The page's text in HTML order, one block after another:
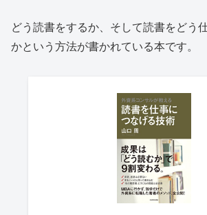
どう読書をするか、そして読書をどう
かという方法が書かれている本です。